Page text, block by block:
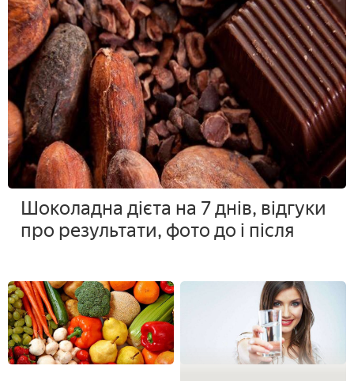
Шоколадна дієта на 7 днів, відгуки
про результати, фото до і після